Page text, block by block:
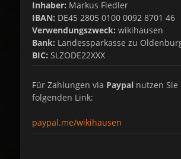
Inhaber: Markus Fiedler
IBAN: DE45 2805 0100 0092 8701 46
Verwendungszweck: wikihausen
Bank: Landessparkasse zu
BIC: SLZODE22XXX
Für Zahlungen via Paypal nutzen Sie
folgenden Link:
paypal.me/wikihausen